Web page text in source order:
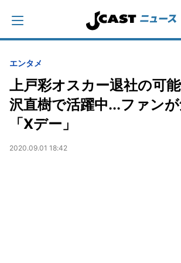
エンタメ
上戸彩オスカー退社の可
沢直樹で活躍中...ファン
「Xデー」
2020.09.01 18:42